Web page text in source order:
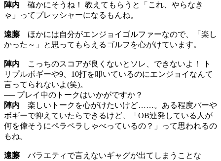
陣内 確かにそうね！ 教えてもらうと「これ、やらなき
ゃ」ってプレッシャーになるもんね。
遠藤 ほかには自分がエンジョイゴルファーなので、「楽し
かった～」と思ってもらえるゴルフを心がけています。
陣内 こっちのスコアが良くないとソレ、できないよ！ ト
リプルボギーや9、10打を叩いているのにエンジョイなんて
言ってられないよ(笑)。
── プレイ中のトークはいかがですか？
陣内 楽しいトークを心がけたいけど……。ある程度パーや
ボギーで抑えていたらできるけど、「OB連発している人が
何を偉そうにペラペラしゃべっているの？」って思われるの
もね。
遠藤 バラエティで言えないギャグが出てしまうことな